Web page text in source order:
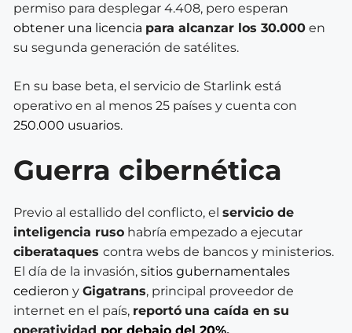
permiso para desplegar 4.408, pero esperan
obtener una licencia para alcanzar los 30.000 en
su segunda generación de satélites.
En su base beta, el servicio de Starlink está
operativo en al menos 25 países y cuenta con
250.000 usuarios.
Guerra cibernética
Previo al estallido del conflicto, el servicio de
inteligencia ruso habría empezado a ejecutar
ciberataques contra webs de bancos y ministerios.
El día de la invasión, sitios gubernamentales
cedieron y Gigatrans, principal proveedor de
internet en el país, reportó una caída en su